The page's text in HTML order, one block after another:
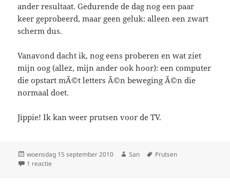
ander resultaat. Gedurende de dag nog een paar
keer geprobeerd, maar geen geluk: alleen een zwart
scherm dus.
Vanavond dacht ik, nog eens proberen en wat ziet
mijn oog (allez, mijn ander ook hoor): een computer
die opstart mÃ©t letters Ã©n beweging Ã©n die
normaal doet.
Jippie! Ik kan weer prutsen voor de TV.
Geplaatst
op
woensdag 15 september 2010 Auteur
San Tags
Prutsen
1 reactie